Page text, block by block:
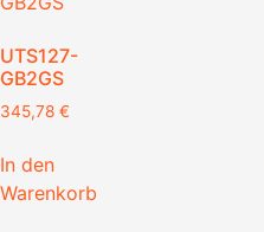
UTS127-
GB2GS
345,78 €
In den
Warenkorb